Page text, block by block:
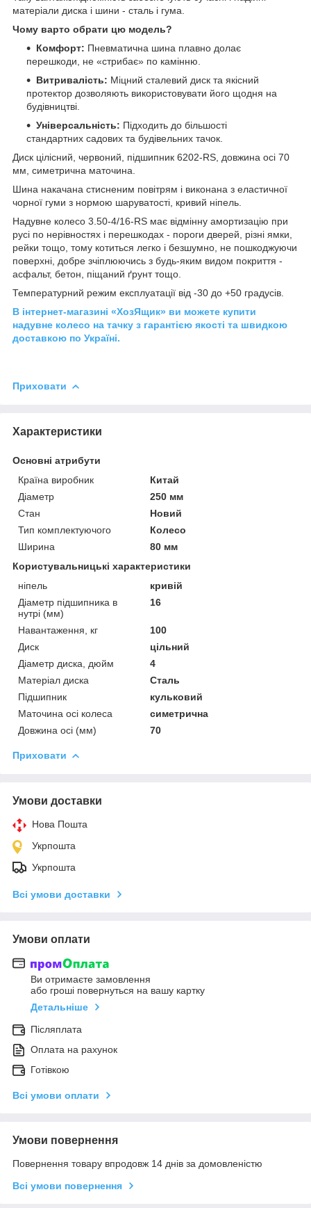
матеріали диска і шини - сталь і гума.
Чому варто обрати цю модель?
Комфорт: Пневматична шина плавно долає
перешкоди, не «стрибає» по камінню.
Витривалість: Міцний сталевий диск та якісний
протектор дозволяють використовувати його щодня на
будівництві.
Універсальність: Підходить до більшості
стандартних садових та будівельних тачок.
Диск цілісний, червоний, підшипник 6202-RS, довжина осі 70
мм, симетрична маточина.
Шина накачана стисненим повітрям і виконана з еластичної
чорної гуми з нормою шаруватості, кривий ніпель.
Надувне колесо 3.50-4/16-RS має відмінну амортизацію при
русі по нерівностях і перешкодах - пороги дверей, різні ямки,
рейки тощо, тому котиться легко і безшумно, не пошкоджуючи
поверхні, добре зчіплюючись з будь-яким видом покриття -
асфальт, бетон, піщаний ґрунт тощо.
Температурний режим експлуатації від -30 до +50 градусів.
В інтернет-магазині «ХозЯщик» ви можете купити
надувне колесо на тачку з гарантією якості та швидкою
доставкою по Україні.
Приховати
Характеристики
Основні атрибути
Країна виробник
Китай
Діаметр
250 мм
Стан
Новий
Тип комплектуючого
Колесо
Ширина
80 мм
Користувальницькі характеристики
ніпель
кривій
Діаметр підшипника в
нутрі (мм)
16
Навантаження, кг
100
Диск
цільний
Діаметр диска, дюйм
4
Матеріал диска
Сталь
Підшипник
кульковий
Маточина осі колеса
симетрична
Довжина осі (мм)
70
Приховати
Умови доставки
Нова Пошта
Укрпошта
Укрпошта
Всі умови доставки
Умови оплати
Ви отримаєте замовлення
або гроші повернуться на вашу картку
Детальніше
Післяплата
Оплата на рахунок
Готівкою
Всі умови оплати
Умови повернення
Повернення товару впродовж 14 днів за домовленістю
Всі умови повернення